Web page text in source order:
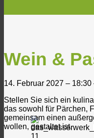
Wein &
14. Februar 2027 – 18:30
Stellen Sie sich ein
das sowohl für Pärchen,
gemeinsam einen
wollen, gestaltet ist.